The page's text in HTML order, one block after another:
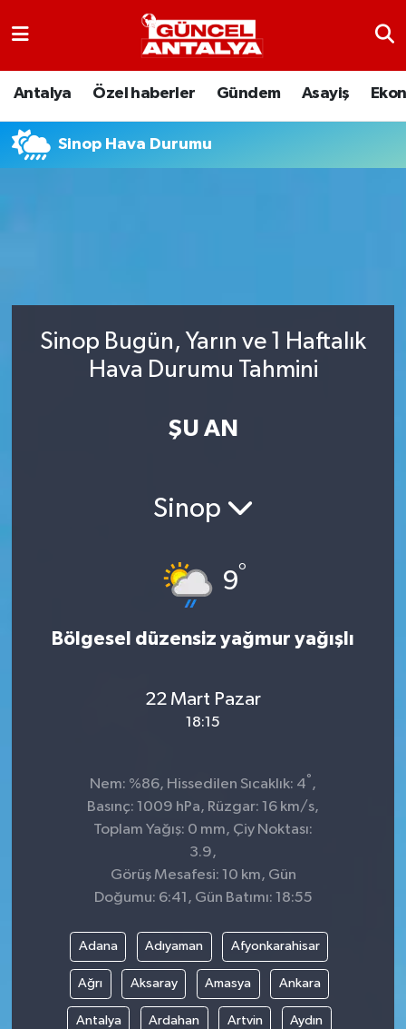
Antalya Özel haberler Gündem Asayiş
Sinop Hava Durumu
Sinop Bugün, Yarın ve 1 Haftalık
Hava Durumu Tahmini
ŞU AN
Sinop
9°
Bölgesel düzensiz yağmur yağışlı
22 Mart Pazar
18:15
Nem: %86, Hissedilen Sıcaklık: 4° ,
Basınç: 1009 hPa, Rüzgar: 16 km/s,
Toplam Yağış: 0 mm, Çiy Noktası:
3.9,
Görüş Mesafesi: 10 km, Gün
Doğumu: 6:41, Gün Batımı: 18:55
Adana Adıyaman Afyonkarahisar
Ağrı Aksaray Amasya Ankara
Antalya Ardahan Artvin Aydın
Antalya
Ekonomi
Nöbetçi Eczaneler
Son Dakika Haberleri